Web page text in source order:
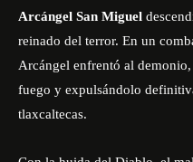
Arcángel San Miguel
reinado del terror. En un
Arcángel enfrentó al
fuego y expulsándolo
tlaxcaltecas.